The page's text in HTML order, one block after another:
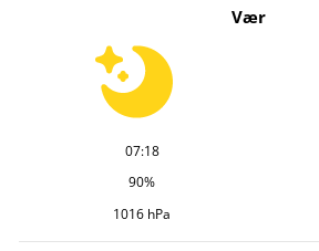
Vær
07:18
90%
1016 hPa